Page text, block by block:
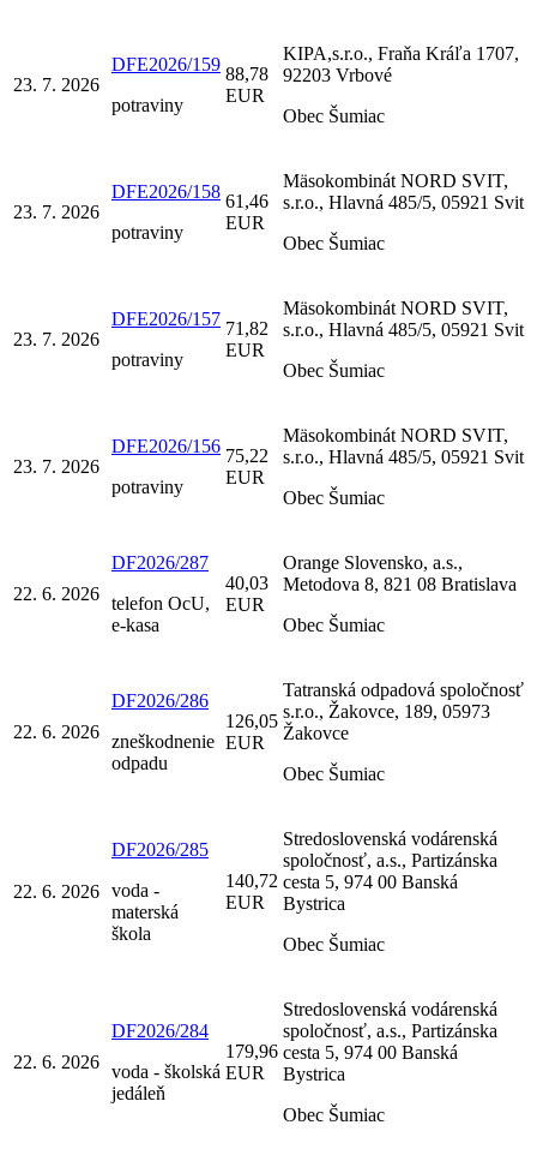
23. 7. 2026
DFE2026/159
potraviny
88,78
EUR
KIPA,s.r.o., Fraňa Kráľa 1707,
92203 Vrbové
Obec Šumiac
23. 7. 2026
DFE2026/158
potraviny
61,46
EUR
Mäsokombinát NORD SVIT,
s.r.o., Hlavná 485/5, 05921 Svit
Obec Šumiac
23. 7. 2026
DFE2026/157
potraviny
71,82
EUR
Mäsokombinát NORD SVIT,
s.r.o., Hlavná 485/5, 05921 Svit
Obec Šumiac
23. 7. 2026
DFE2026/156
potraviny
75,22
EUR
Mäsokombinát NORD SVIT,
s.r.o., Hlavná 485/5, 05921 Svit
Obec Šumiac
22. 6. 2026
DF2026/287
telefon OcU,
e-kasa
40,03
EUR
Orange Slovensko, a.s.,
Metodova 8, 821 08 Bratislava
Obec Šumiac
22. 6. 2026
DF2026/286
zneškodnenie
odpadu
126,05
EUR
Tatranská odpadová spoločnosť
s.r.o., Žakovce, 189, 05973
Žakovce
Obec Šumiac
22. 6. 2026
DF2026/285
voda -
materská
škola
140,72
EUR
Stredoslovenská vodárenská
spoločnosť, a.s., Partizánska
cesta 5, 974 00 Banská
Bystrica
Obec Šumiac
22. 6. 2026
DF2026/284
voda - školská
jedáleň
179,96
EUR
Stredoslovenská vodárenská
spoločnosť, a.s., Partizánska
cesta 5, 974 00 Banská
Bystrica
Obec Šumiac